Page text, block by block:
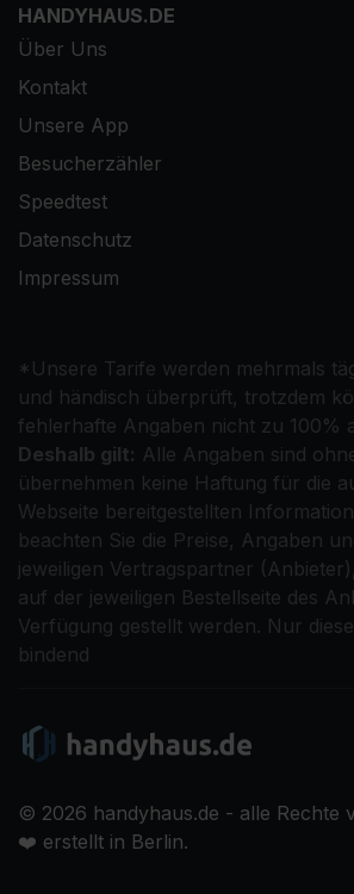
HANDYHAUS.DE
Über Uns
Kontakt
Unsere App
Besucherzähler
Speedtest
Datenschutz
Impressum
*Unsere Tarife werden mehrmals
und händisch überprüft, trotzdem
fehlerhafte Angaben nicht zu 100%
Deshalb gilt: Alle Angaben sind
übernehmen keine Haftung für die
Webseite bereitgestellten
beachten Sie die Preise, Angaben
jeweiligen Vertragspartner
auf der jeweiligen Bestellseite des
Verfügung gestellt werden. Nur
bindend
© 2026 handyhaus.de - alle Rechte
❤️ erstellt in Berlin.